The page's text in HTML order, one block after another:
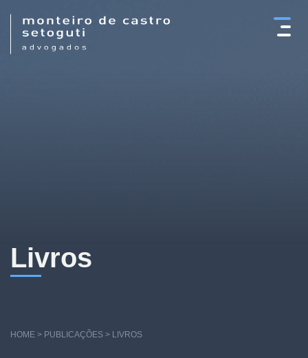
×
Livros
HOME > PUBLICAÇÕES > LIVROS